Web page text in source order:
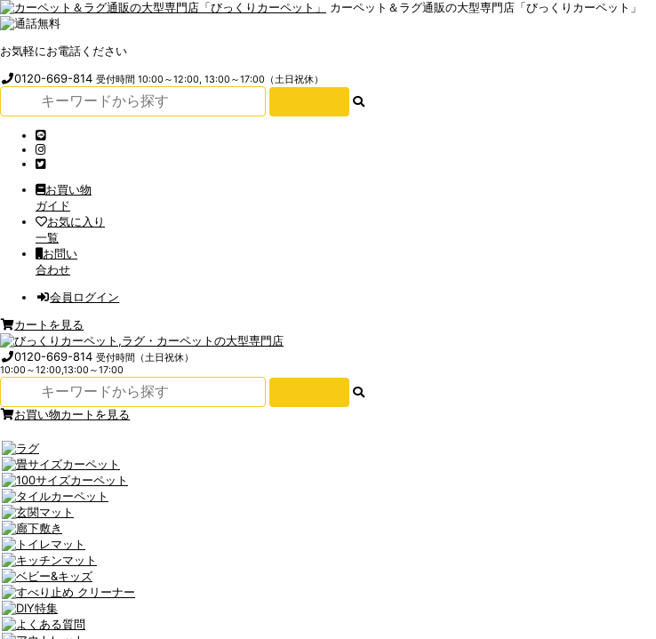
カーペット＆ラグ通販の大型専門店「びっくりカーペット」
お気軽にお電話ください
0120-669-814受付時間 10:00～12:00, 13:00～17:00（土日祝休）
お買い物
ガイド
お気に入り
一覧
お問い
合わせ
会員ログイン
カートを見る
0120-669-814受付時間（土日祝休）
10:00～12:00,13:00～17:00
お買い物カートを見る